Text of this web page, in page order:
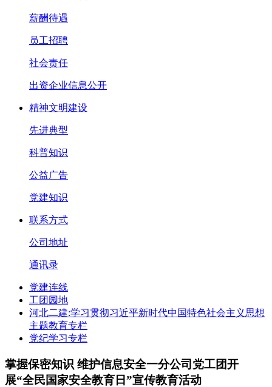
薪酬待遇
员工招聘
社会责任
出资企业信息公开
精神文明建设
先进典型
科普知识
公益广告
党建知识
联系方式
公司地址
通讯录
党建连线
工团园地
河北二建:学习贯彻习近平新时代中国特色社会主义思想
主题教育专栏
党纪学习专栏
掌握保密知识 维护信息安全一分公司党工团开
展“全民国家安全教育日”宣传教育活动